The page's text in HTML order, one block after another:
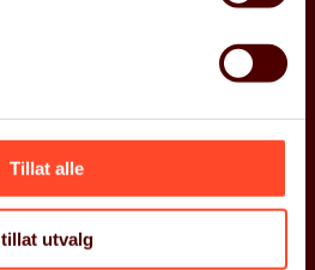
Tillat alle
tillat utvalg